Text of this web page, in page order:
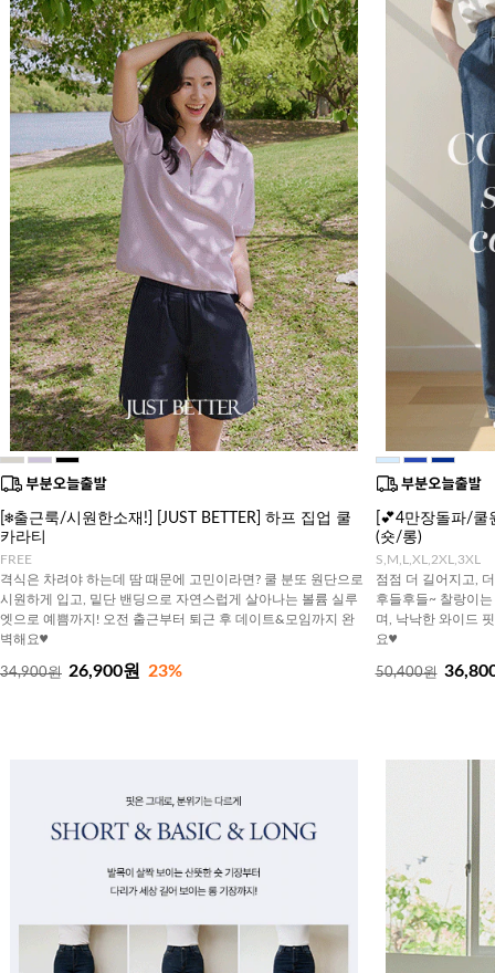
[❄️출근룩/시원한소재!] [JUST BETTER] 하프 집업 쿨
카라티
FREE
격식은 차려야 하는데 땀 때문에 고민이라면? 쿨 분또 원단으로
시원하게 입고, 밑단 밴딩으로 자연스럽게 살아나는 볼륨 실루
엣으로 예쁨까지! 오전 출근부터 퇴근 후 데이트&모임까지 완
벽해요♥
34,900원 26,900원 23%
[💕4만장돌파/쿨
(숏/롱)
S,M,L,XL,2XL,3XL
점점 더 길어지고,
후들후들~ 찰랑이
며, 낙낙한 와이드
요♥
50,400원